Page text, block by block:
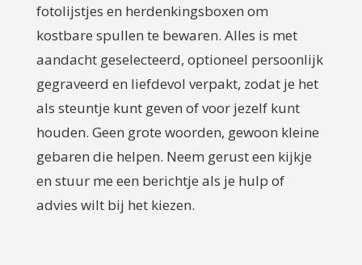
fotolijstjes en herdenkingsboxen om
kostbare spullen te bewaren. Alles is met
aandacht geselecteerd, optioneel persoonlijk
gegraveerd en liefdevol verpakt, zodat je het
als steuntje kunt geven of voor jezelf kunt
houden. Geen grote woorden, gewoon kleine
gebaren die helpen. Neem gerust een kijkje
en stuur me een berichtje als je hulp of
advies wilt bij het kiezen.